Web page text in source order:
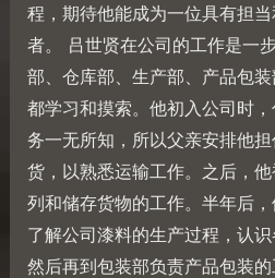
程，期待他能成为一位具有担
者。 吕世贤在公司的工作是一
部、仓库部、生产部、产品包
都学习和摸索。他初入公司时
务一无所知，所以父亲安排他
货，以熟悉运输工作。之后，
列和储存货物的工作。半年后
了解公司漆料的生产过程，认
然后再到包装部负责产品包装